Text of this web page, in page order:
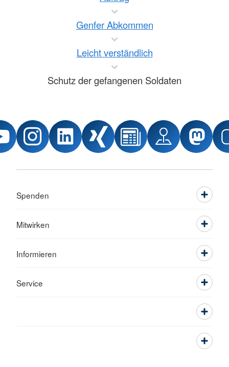
Genfer Abkommen
Leicht verständlich
Schutz der gefangenen Soldaten
Spenden
Mitwirken
Informieren
Service